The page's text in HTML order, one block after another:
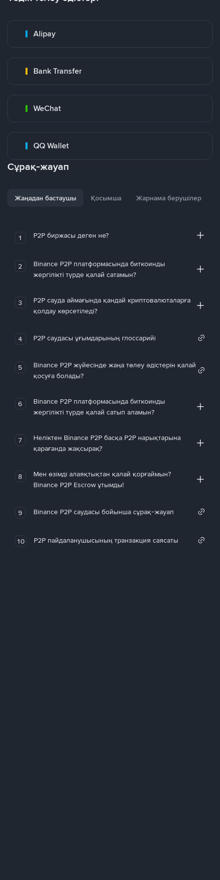
Alipay
Bank Transfer
WeChat
QQ Wallet
Сұрақ-жауап
Жаңадан бастаушы Қосымша Жарнама берушілер
1 P2P биржасы деген не?
2
Binance P2P платформасында биткоинды
жергілікті түрде қалай сатамын?
3
P2P сауда аймағында қандай криптовалюталарға
қолдау көрсетіледі?
4 P2P саудасы ұғымдарының глоссарийі
5
Binance P2P жүйесінде жаңа төлеу әдістерін қалай
қосуға болады?
6
Binance P2P платформасында биткоинды
жергілікті түрде қалай сатып аламын?
7
Неліктен Binance P2P басқа P2P нарықтарына
қарағанда жақсырақ?
8
Мен өзімді алаяқтықтан қалай қорғаймын?
Binance P2P Escrow ұтымды!
9 Binance P2P саудасы бойынша сұрақ-жауап
10 P2P пайдаланушысының транзакция саясаты